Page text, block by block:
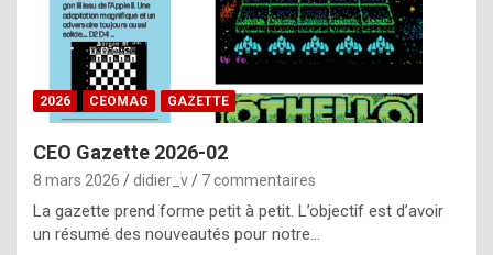
b
e
b
y
g
e
n
2026 CEOMAG GAZETTE
CEO Gazette 2026-02
8 mars 2026 didier_v 7 commentaires
La gazette prend forme petit à petit. L’objectif est d’avoir
un résumé des nouveautés pour notre…